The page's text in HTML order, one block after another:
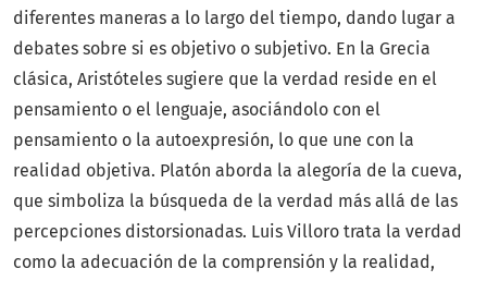
diferentes maneras a lo largo del tiempo, dando lugar a
debates sobre si es objetivo o subjetivo. En la Grecia
clásica, Aristóteles sugiere que la verdad reside en el
pensamiento o el lenguaje, asociándolo con el
pensamiento o la autoexpresión, lo que une con la
realidad objetiva. Platón aborda la alegoría de la cueva,
que simboliza la búsqueda de la verdad más allá de las
percepciones distorsionadas. Luis Villoro trata la verdad
como la adecuación de la comprensión y la realidad,